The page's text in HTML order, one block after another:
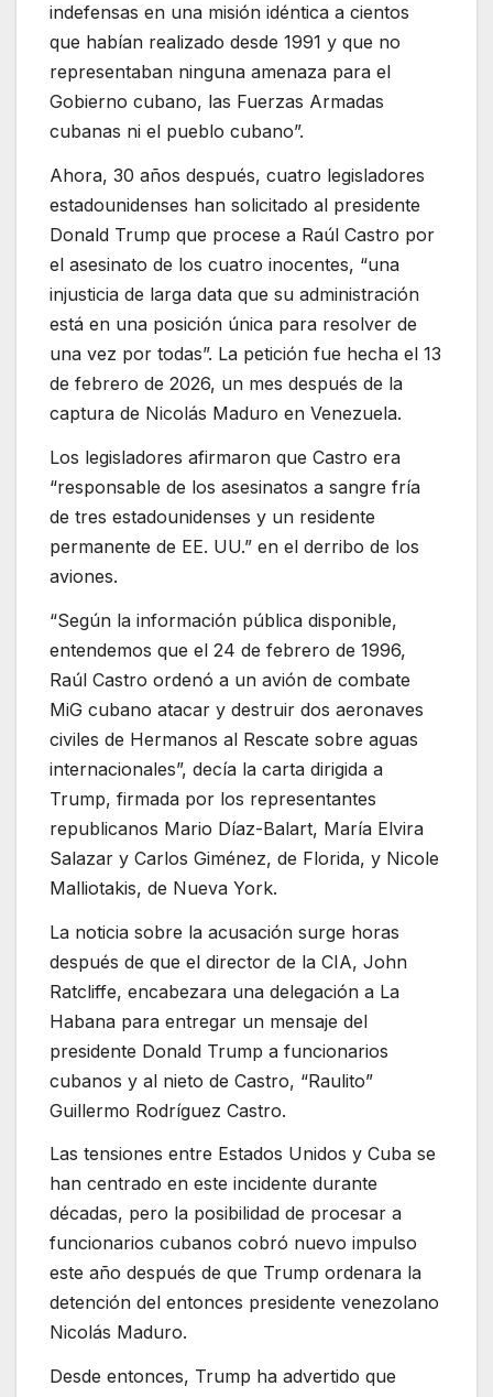
indefensas en una misión idéntica a cientos
que habían realizado desde 1991 y que no
representaban ninguna amenaza para el
Gobierno cubano, las Fuerzas Armadas
cubanas ni el pueblo cubano”.
Ahora, 30 años después, cuatro legisladores
estadounidenses han solicitado al presidente
Donald Trump que procese a Raúl Castro por
el asesinato de los cuatro inocentes, “una
injusticia de larga data que su administración
está en una posición única para resolver de
una vez por todas”. La petición fue hecha el 13
de febrero de 2026, un mes después de la
captura de Nicolás Maduro en Venezuela.
Los legisladores afirmaron que Castro era
“responsable de los asesinatos a sangre fría
de tres estadounidenses y un residente
permanente de EE. UU.” en el derribo de los
aviones.
“Según la información pública disponible,
entendemos que el 24 de febrero de 1996,
Raúl Castro ordenó a un avión de combate
MiG cubano atacar y destruir dos aeronaves
civiles de Hermanos al Rescate sobre aguas
internacionales”, decía la carta dirigida a
Trump, firmada por los representantes
republicanos Mario Díaz-Balart, María Elvira
Salazar y Carlos Giménez, de Florida, y Nicole
Malliotakis, de Nueva York.
La noticia sobre la acusación surge horas
después de que el director de la CIA, John
Ratcliffe, encabezara una delegación a La
Habana para entregar un mensaje del
presidente Donald Trump a funcionarios
cubanos y al nieto de Castro, “Raulito”
Guillermo Rodríguez Castro.
Las tensiones entre Estados Unidos y Cuba se
han centrado en este incidente durante
décadas, pero la posibilidad de procesar a
funcionarios cubanos cobró nuevo impulso
este año después de que Trump ordenara la
detención del entonces presidente venezolano
Nicolás Maduro.
Desde entonces, Trump ha advertido que